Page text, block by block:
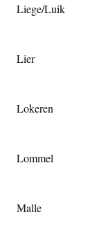
Liege/Luik
Lier
Lokeren
Lommel
Malle